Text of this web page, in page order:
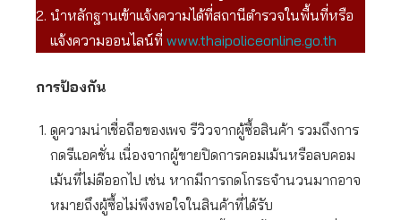
นำหลักฐานเข้าแจ้งความได้ที่สถานีตำรวจในพื้นที่หรือ
แจ้งความออนไลน์ที่ www.thaipoliceonline.go.th
การป้องกัน
ดูความน่าเชื่อถือของเพจ รีวิวจากผู้ซื้อสินค้า รวมถึงการ
กดรีแอคชั่น เนื่องจากผู้ขายปิดการคอมเม้นหรือลบคอม
เม้นที่ไม่ดีออกไป เช่น หากมีการกดโกรธจำนวนมากอาจ
หมายถึงผู้ซื้อไม่พึงพอใจในสินค้าที่ได้รับ